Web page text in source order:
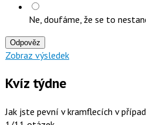
Ne, doufáme, že se to
Odpověz
Zobraz výsledek
Kvíz týdne
Jak jste pevní v kramflecích v